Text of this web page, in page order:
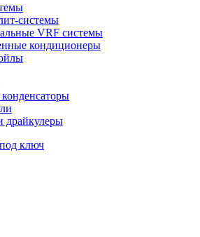
системы
VRF системы
кондиционеры
драйкулеры
ключ